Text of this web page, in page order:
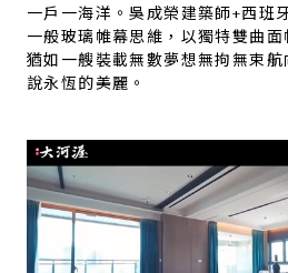
一戶一海洋。吳成榮建築師+西班
一般玻璃帷幕思維，以獨特雙曲面
猶如一艘裝載無數夢想無拘無束
說永恆的美麗。